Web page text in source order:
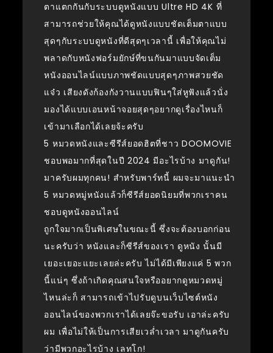
ตาแตกกันกับระบบดูหนังแบบ Ultre HD 4K ที่
สามารถช่วยให้คุณได้ดูหนังแบบชัดเต็มตาแบบ
สุดๆกับระบบดูหนังที่ดีสุดๆเวลานี้ เพื่อให้คุณไม่
พลาดกับหนังฟอร์มยักษ์ที่ขนกันมาแบบจัดเต็ม
หนังออนไลน์แบบภาพชัดแบบสุดๆภาพสวยชัด
แจ๋ว เสียงดังก้องกังวานแบบฟินๆใส่หูฟังแล้วนั่ง
มองได้แบบเอนหน้าจอยสุดๆอยากดูเรื่องไหนก็
เข้ามาเลือกได้เลยจ้ะครับ
5 หมวดหนังและซีรีส์ยอดฮิตที่ชาว DOOMOVIE
ชอบพอมากที่สุดในปี 2024 มีอะไรบ้าง มาดูกัน!
มาครับผมทุกคน! สำหรับพาร์ทนี้ ผมจะมาแนะนำ
5 หมวดหมู่หนังแล้วก็ซีรีส์ยอดนิยมที่พวกเราคน
ชอบดูหนังออนไลน์
ถูกใจมากเป็นพิเศษในขณะนี้ ซึ่งจะต้องบอกก่อน
นะครับว่า หนังและก็ซีรีส์ของเรา ดูหนัง นั้นมี
เยอะเยอะแยะเลยล่ะครับ ไม่ได้มีเพียงแค่ 5 พวก
นี้แน่ๆ ซึ่งถ้าเกิดคุณสนใจหรืออยากดูหมวดหมู่
ไหนล่ะก็ สามารถเข้าไปรับดูบนเว็บไซต์หนัง
ออนไลน์ของพวกเราได้เลยจ๊ะขอรับ เอาล่ะครับ
ผม เพื่อไม่ให้เป็นการเสียเวล่ำเวลา มาดูกันครับ
ว่ามีพวกอะไรบ้าง เลทโก!